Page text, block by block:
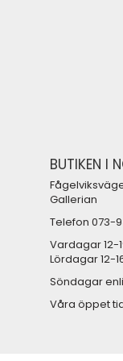
BUTIKEN I
Gallerian
Telefon 073-
Vardagar 12-
Lördagar 12-
Söndagar
Våra öppet